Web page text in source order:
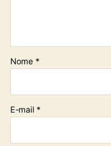
Nome *
E-mail *